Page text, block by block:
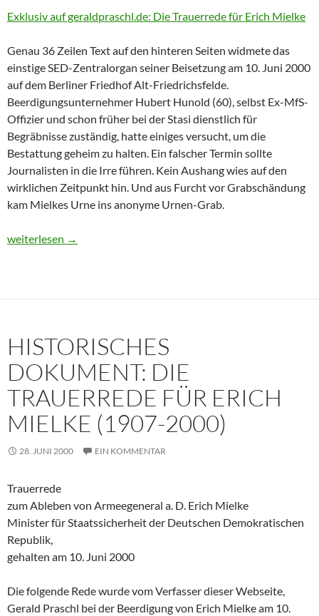
Exklusiv auf geraldpraschl.de: Die Trauerrede für Erich Mielke
Genau 36 Zeilen Text auf den hinteren Seiten widmete das
einstige SED-Zentralorgan seiner Beisetzung am 10. Juni 2000
auf dem Berliner Friedhof Alt-Friedrichsfelde.
Beerdigungsunternehmer Hubert Hunold (60), selbst Ex-MfS-
Offizier und schon früher bei der Stasi dienstlich für
Begräbnisse zuständig, hatte einiges versucht, um die
Bestattung geheim zu halten. Ein falscher Termin sollte
Journalisten in die Irre führen. Kein Aushang wies auf den
wirklichen Zeitpunkt hin. Und aus Furcht vor Grabschändung
kam Mielkes Urne ins anonyme Urnen-Grab.
Erich Mielke: Wer weinte um den Herrn der Angst?
weiterlesen →
HISTORISCHES
DOKUMENT: DIE
TRAUERREDE FÜR ERICH
MIELKE (1907-2000)
28. JUNI 2000 EIN KOMMENTAR
Trauerrede
zum Ableben von Armeegeneral a. D. Erich Mielke
Minister für Staatssicherheit der Deutschen Demokratischen
Republik,
gehalten am 10. Juni 2000
Die folgende Rede wurde vom Verfasser dieser Webseite,
Gerald Praschl bei der Beerdigung von Erich Mielke am 10.